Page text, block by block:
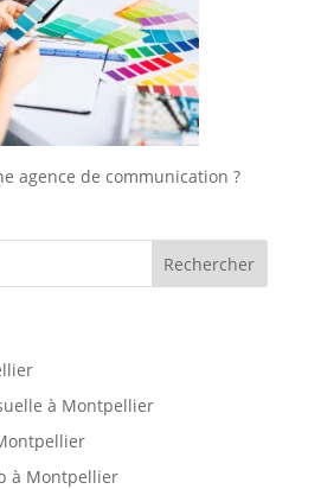
agence de communication ?
à Montpellier
à Montpellier